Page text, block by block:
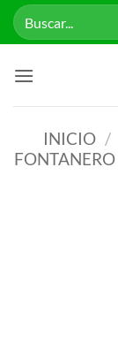
Saltar
Buscar
por:
INICIO /
FONTANERO